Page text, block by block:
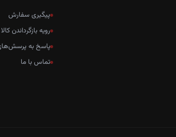
پیگیری سفارش
رویه بازگرداندن کالا
پاسخ به
تماس با ما